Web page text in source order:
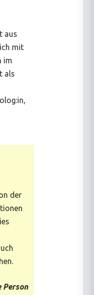
aus
mit
im
als
der
Person